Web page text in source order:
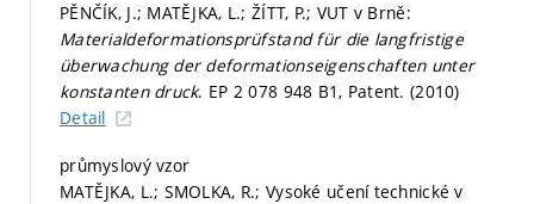
PĚNČÍK, J.; MATĚJKA, L.; ŽÍTT, P.; VUT v Brně:
Materialdeformationsprüfstand für die langfristige
überwachung der deformationseigenschaften unter
konstanten druck. EP 2 078 948 B1, Patent. (2010)
Detail
průmyslový vzor
MATĚJKA, L.; SMOLKA, R.; Vysoké učení technické v